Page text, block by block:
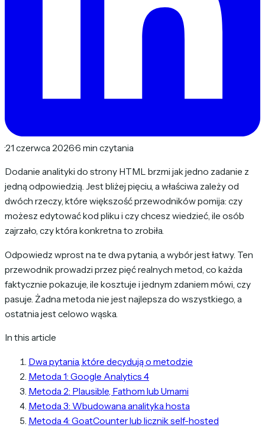
·21 czerwca 2026·6 min czytania
Dodanie analityki do strony HTML brzmi jak jedno zadanie z
jedną odpowiedzią. Jest bliżej pięciu, a właściwa zależy od
dwóch rzeczy, które większość przewodników pomija: czy
możesz edytować kod pliku i czy chcesz wiedzieć, ile osób
zajrzało, czy która konkretna to zrobiła.
Odpowiedz wprost na te dwa pytania, a wybór jest łatwy. Ten
przewodnik prowadzi przez pięć realnych metod, co każda
faktycznie pokazuje, ile kosztuje i jednym zdaniem mówi, czy
pasuje. Żadna metoda nie jest najlepsza do wszystkiego, a
ostatnia jest celowo wąska.
In this article
Dwa pytania, które decydują o metodzie
Metoda 1: Google Analytics 4
Metoda 2: Plausible, Fathom lub Umami
Metoda 3: Wbudowana analityka hosta
Metoda 4: GoatCounter lub licznik self-hosted